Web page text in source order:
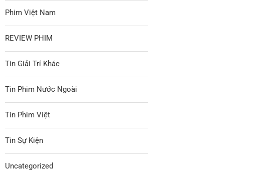
Phim Việt Nam
REVIEW PHIM
Tin Giải Trí Khác
Tin Phim Nước Ngoài
Tin Phim Việt
Tin Sự Kiện
Uncategorized